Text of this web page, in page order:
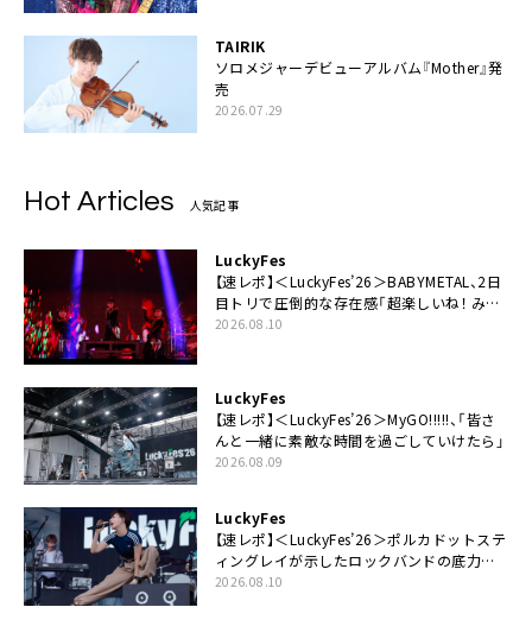
TAIRIK
ソロメジャーデビューアルバム『Mother』発
売
2026.07.29
Hot Articles 人気記事
LuckyFes
【速レポ】＜LuckyFes’26＞BABYMETAL、2日
目トリで圧倒的な存在感「超楽しいね！ みん
なありがとう！」
2026.08.10
LuckyFes
【速レポ】＜LuckyFes’26＞MyGO!!!!!、「皆さ
んと一緒に素敵な時間を過ごしていけたら」
2026.08.09
LuckyFes
【速レポ】＜LuckyFes’26＞ポルカドットステ
ィングレイが示したロックバンドの底力
「LuckyFesのマスコットキャラクターである
2026.08.10